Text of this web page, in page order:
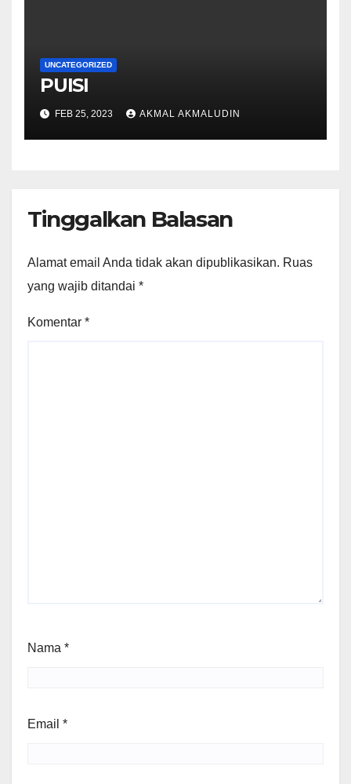
UNCATEGORIZED
PUISI
FEB 25, 2023 AKMAL AKMALUDIN
Tinggalkan Balasan
Alamat email Anda tidak akan dipublikasikan. Ruas
yang wajib ditandai *
Komentar *
Nama *
Email *